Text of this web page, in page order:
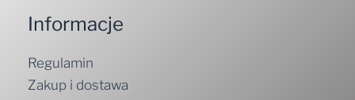
Informacje
Regulamin
Zakup i dostawa